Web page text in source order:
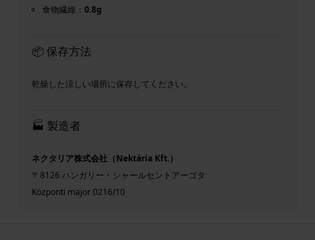
食物繊維：0.8g
📦 保存方法
乾燥した涼しい場所に保存してください。
🏭 製造者
ネクタリア株式会社（Nektária Kft.）
〒8126 ハンガリー・シャールセントアーゴタ
Központi major 0216/10